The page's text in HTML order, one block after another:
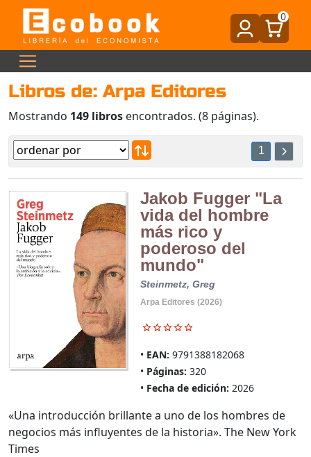
0
Libros de: Arpa Editores
Mostrando 149 libros encontrados. (8 páginas).
1
Jakob Fugger "La
vida del hombre
más rico y
poderoso del
mundo"
Steinmetz, Greg
Arpa Editores (2026)
EAN: 9791388182068
Páginas: 320
Fecha de edición: 2026
«Una introducción brillante a uno de los hombres de
negocios más influyentes de la historia». The New York
Times